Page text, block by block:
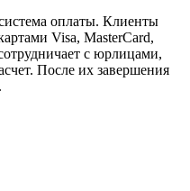
оплаты. Клиенты
Visa, MasterCard,
с юрлицами,
После их завершения